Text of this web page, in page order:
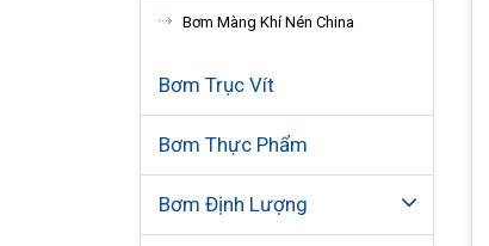
Bơm Màng Khí Nén China
Bơm Trục Vít
Bơm Thực Phẩm
Bơm Định Lượng